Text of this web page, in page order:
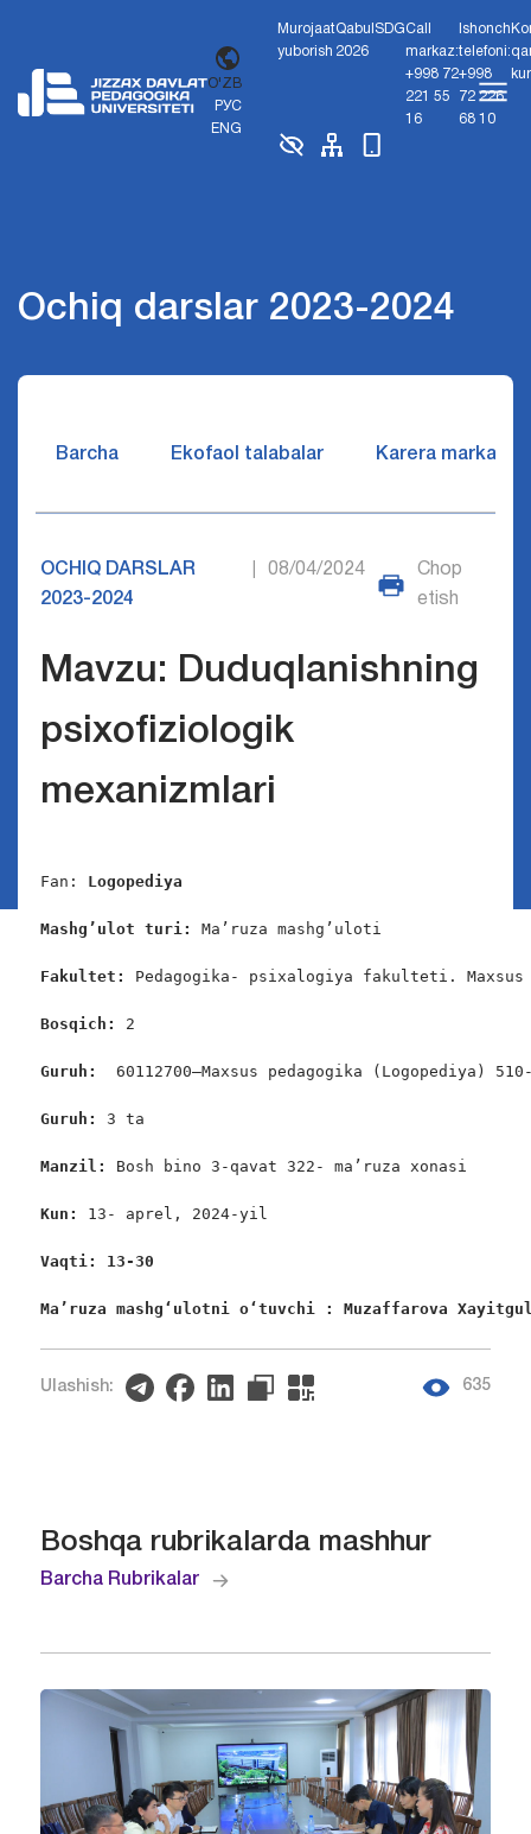
O'ZB
РУС
ENG
Murojaat
yuborish
Qabul
2026
SDGCall
markaz:
+998 72
221 55
16
Ishonch
telefoni:
+998
72 226
68 10
Ochiq darslar 2023-2024
Barcha Ekofaol talabalar Karera markazi
OCHIQ DARSLAR
2023-2024
08/04/2024
Chop
etish
Mavzu: Duduqlanishning
psixofiziologik
mexanizmlari
Fan: Logopediya
Mashg’ulot turi: Ma’ruza mashg’uloti
Fakultet: Pedagogika- psixalogiya fakulteti. Maxsus
Bosqich: 2
Guruh: 60112700–Maxsus pedagogika (Logopediya)
Guruh: 3 ta
Manzil: Bosh bino 3-qavat 322- ma’ruza xonasi
Kun: 13- aprel, 2024-yil
Vaqti: 13-30
Ma’ruza mashgʻulotni oʻtuvchi : Muzaffarova
Ulashish: 635
Boshqa rubrikalarda mashhur
Barcha Rubrikalar